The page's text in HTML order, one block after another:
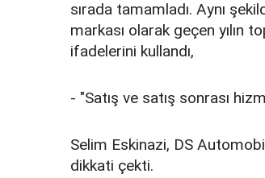
sırada tamamladı. Aynı
markası olarak geçen yılın
ifadelerini kullandı,
- "Satış ve satış sonrası
Selim Eskinazi, DS
dikkati çekti.